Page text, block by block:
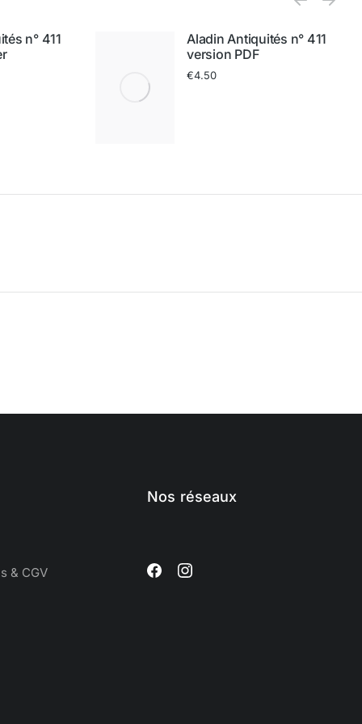
n° 411
Aladin Antiquités n° 411
version PDF
€4.50
& CGV
Nos réseaux